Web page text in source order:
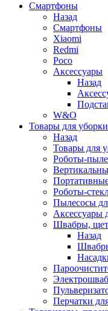
Смартфоны
Назад
Смартфоны
Xiaomi
Redmi
Poco
Аксессуары
Назад
W&O
Товары для
Назад
Товары для
Роботы-
Роботы-
Пылесосы
Аксессуары
Швабры,
Назад
Перчатки